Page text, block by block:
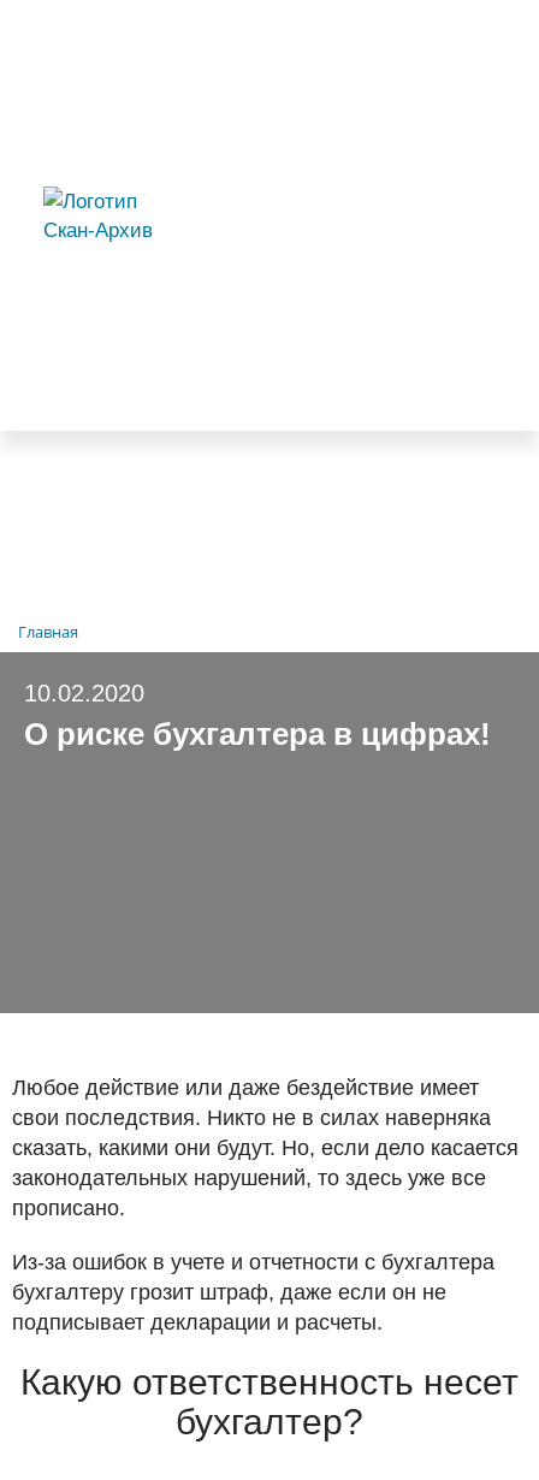
Главная
10.02.2020
О риске бухгалтера в цифрах!
Любое действие или даже бездействие имеет
свои последствия. Никто не в силах наверняка
сказать, какими они будут. Но, если дело касается
законодательных нарушений, то здесь уже все
прописано.
Из-за ошибок в учете и отчетности с бухгалтера
бухгалтеру грозит штраф, даже если он не
подписывает декларации и расчеты.
Какую ответственность несет
бухгалтер?